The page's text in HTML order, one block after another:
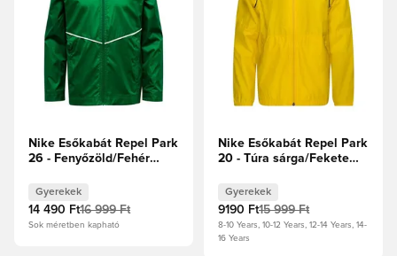
Nike Esőkabát Repel Park
26 - Fenyőzöld/Fehér
Gyerekek
14 490 Ft16 999 Ft
Sok méretben kapható
Nike Esőkabát Repel Park
20 - Túra sárga/Fekete
Gyerekek
9190 Ft15 999 Ft
8-10 Years, 10-12 Years, 12-14 Years, 14-
16 Years